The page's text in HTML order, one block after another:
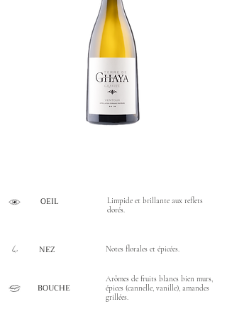
OEIL
Limpide et brillante aux reflets
dorés.
NEZ Notes florales et épicées.
BOUCHE
Arômes de fruits blancs bien murs,
épices (cannelle, vanille), amandes
grillées.